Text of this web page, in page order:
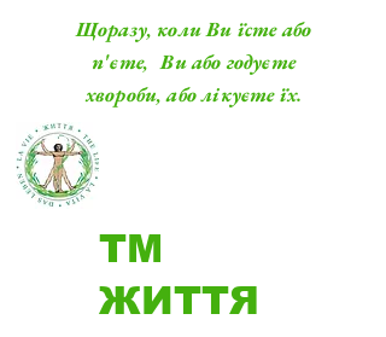
Щоразу, коли Ви їсте або
п'єте, Ви або годуєте
хвороби, або лікуєте їх.
ТМ
ЖИТТЯ